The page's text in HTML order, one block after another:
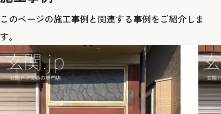
このページの施工事例と関連する事例をご紹介しま
す。